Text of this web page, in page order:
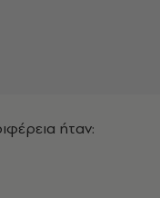
ήταν: